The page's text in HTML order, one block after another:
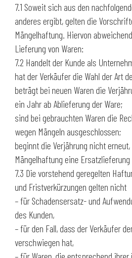
7.1 Soweit sich aus den
anderes ergibt, gelten die
Mängelhaftung. Hiervon
Lieferung von Waren:
7.2 Handelt der Kunde als
hat der Verkäufer die Wahl der Art
beträgt bei neuen Waren die
ein Jahr ab Ablieferung der Ware;
sind bei gebrauchten Waren die
wegen Mängeln ausgeschlossen;
beginnt die Verjährung nicht
Mängelhaftung eine
7.3 Die vorstehend geregelten
und Fristverkürzungen gelten nicht
– für Schadensersatz- und
des Kunden,
– für den Fall, dass der Verkäufer
verschwiegen hat,